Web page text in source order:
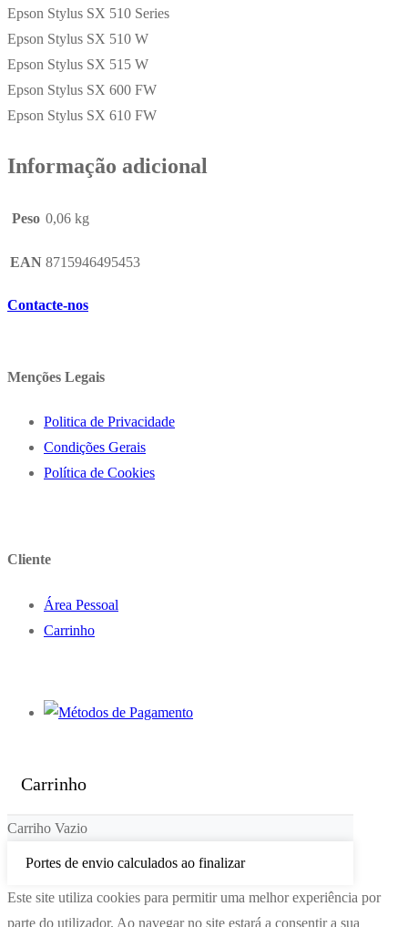
Epson Stylus SX 510 Series
Epson Stylus SX 510 W
Epson Stylus SX 515 W
Epson Stylus SX 600 FW
Epson Stylus SX 610 FW
Informação adicional
Peso 0,06 kg
EAN 8715946495453
Contacte-nos
Menções Legais
Politica de Privacidade
Condições Gerais
Política de Cookies
Cliente
Área Pessoal
Carrinho
Carrinho
Carriho Vazio
Portes de envio calculados ao finalizar
Este site utiliza cookies para permitir uma melhor experiência por
parte do utilizador. Ao navegar no site estará a consentir a sua